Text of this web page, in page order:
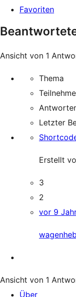
Favoriten
Ansicht von 1
Thema
Letzter
Erstellt
3
2
vor 9
Ansicht von 1
Über